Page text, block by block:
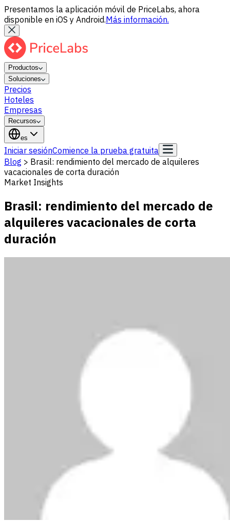
Presentamos la aplicación móvil de PriceLabs, ahora
disponible en iOS y Android.Más información.
Productos
Soluciones
Precios
Hoteles
Empresas
Recursos
es
Iniciar sesiónComience la prueba gratuita
Blog > Brasil: rendimiento del mercado de alquileres
vacacionales de corta duración
Market Insights
Brasil: rendimiento del mercado de
alquileres vacacionales de corta
duración